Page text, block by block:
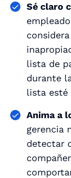
Sé claro
lista de
durante
lista esté
Anima a
gerencia
detectar